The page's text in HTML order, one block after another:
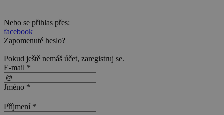
Nebo se přihlas přes:
facebook
Zapomenuté heslo?
Pokud ještě nemáš účet, zaregistruj se.
E-mail *
Jméno *
Příjmení *